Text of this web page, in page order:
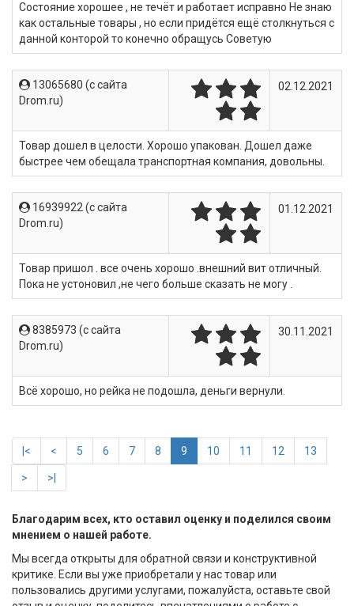
Состояние хорошее , не течёт и работает исправно Не знаю
как остальные товары , но если придётся ещё столкнуться с
данной конторой то конечно обращусь Советую
13065680 (c сайта
Drom.ru)
02.12.2021
Товар дошел в целости. Хорошо упакован. Дошел даже
быстрее чем обещала транспортная компания, довольны.
16939922 (c сайта
Drom.ru)
01.12.2021
Товар пришол . все очень хорошо .внешний вит отличный.
Пока не устоновил ,не чего больше сказать не могу .
8385973 (c сайта
Drom.ru)
30.11.2021
Всё хорошо, но рейка не подошла, деньги вернули.
|< < 5 6 7 8 9 10 11 12 13
> >|
Благодарим всех, кто оставил оценку и поделился своим
мнением о нашей работе.
Мы всегда открыты для обратной связи и конструктивной
критике. Если вы уже приобретали у нас товар или
пользовались другими услугами, пожалуйста, оставьте свой